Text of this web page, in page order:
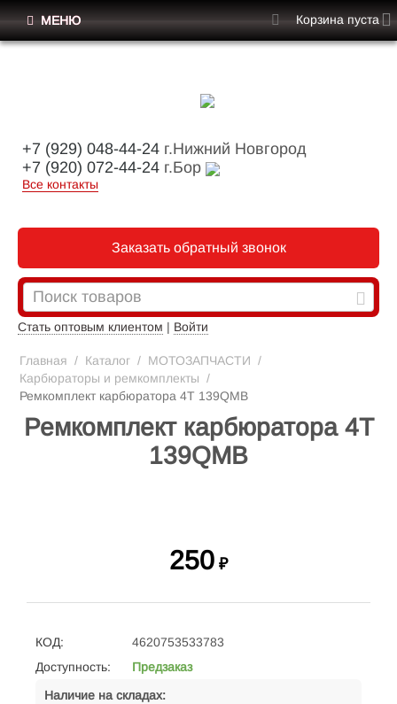
+7 (929) 048-44-24 г.Нижний Новгород
+7 (920) 072-44-24 г.Бор
Все контакты
Заказать обратный звонок
Стать оптовым клиентом | Войти
МЕНЮ Корзина пуста
Главная / Каталог / МОТОЗАПЧАСТИ /
Карбюраторы и ремкомплекты /
Ремкомплект карбюратора 4Т 139QMB
Ремкомплект карбюратора 4Т
139QMB
250 ₽
КОД:
4620753533783
Доступность:
Предзаказ
Наличие на складах: